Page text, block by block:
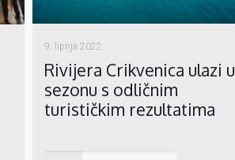
9. lipnja 2022.
Rivijera Crikvenica ulazi u
sezonu s odličnim
turističkim rezultatima